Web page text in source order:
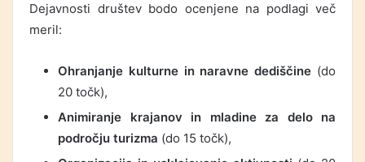
Dejavnosti društev bodo ocenjene na podlagi več
meril:
Ohranjanje kulturne in naravne dediščine (do
20 točk),
Animiranje krajanov in mladine za delo na
področju turizma (do 15 točk),